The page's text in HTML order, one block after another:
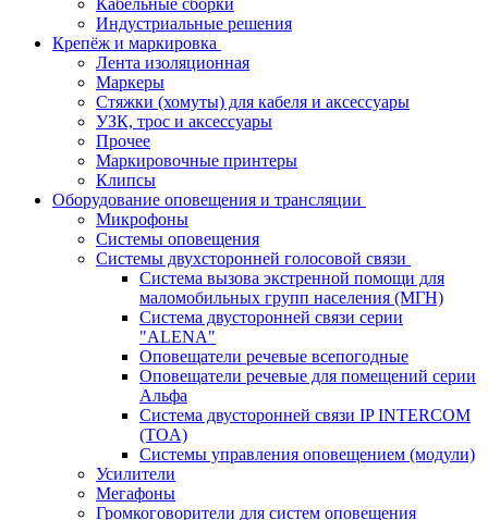
Кабельные сборки
Индустриальные решения
Крепёж и маркировка
Лента изоляционная
Маркеры
Стяжки (хомуты) для кабеля и аксессуары
УЗК, трос и аксессуары
Прочее
Маркировочные принтеры
Клипсы
Оборудование оповещения и трансляции
Микрофоны
Системы оповещения
Системы двухсторонней голосовой связи
Система вызова экстренной помощи для
маломобильных групп населения (МГН)
Система двусторонней связи серии
"ALENA"
Оповещатели речевые всепогодные
Оповещатели речевые для помещений серии
Альфа
Система двусторонней связи IP INTERCOM
(TOA)
Системы управления оповещением (модули)
Усилители
Мегафоны
Громкоговорители для систем оповещения